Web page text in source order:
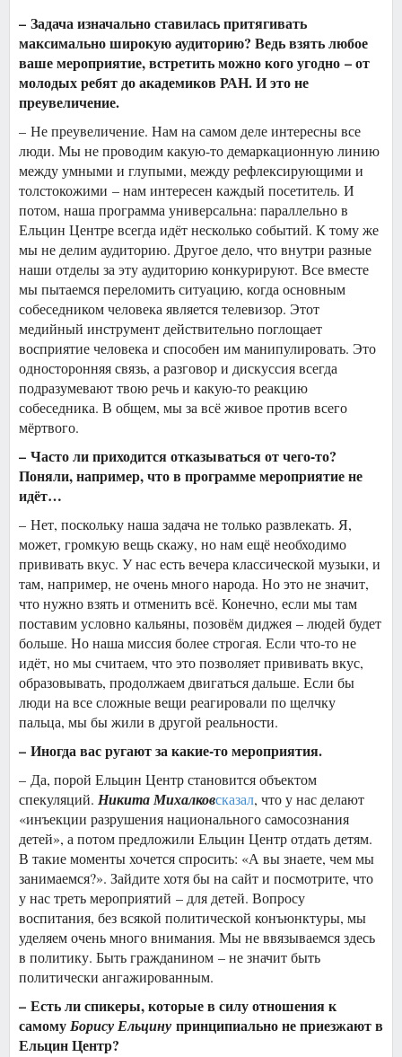
– Задача изначально ставилась притягивать
максимально широкую аудиторию? Ведь взять любое
ваше мероприятие, встретить можно кого угодно – от
молодых ребят до академиков РАН. И это не
преувеличение.
– Не преувеличение. Нам на самом деле интересны все
люди. Мы не проводим какую-то демаркационную линию
между умными и глупыми, между рефлексирующими и
толстокожими – нам интересен каждый посетитель. И
потом, наша программа универсальна: параллельно в
Ельцин Центре всегда идёт несколько событий. К тому же
мы не делим аудиторию. Другое дело, что внутри разные
наши отделы за эту аудиторию конкурируют. Все вместе
мы пытаемся переломить ситуацию, когда основным
собеседником человека является телевизор. Этот
медийный инструмент действительно поглощает
восприятие человека и способен им манипулировать. Это
односторонняя связь, а разговор и дискуссия всегда
подразумевают твою речь и какую-то реакцию
собеседника. В общем, мы за всё живое против всего
мёртвого.
– Часто ли приходится отказываться от чего-то?
Поняли, например, что в программе мероприятие не
идёт…
– Нет, поскольку наша задача не только развлекать. Я,
может, громкую вещь скажу, но нам ещё необходимо
прививать вкус. У нас есть вечера классической музыки, и
там, например, не очень много народа. Но это не значит,
что нужно взять и отменить всё. Конечно, если мы там
поставим условно кальяны, позовём диджея – людей будет
больше. Но наша миссия более строгая. Если что-то не
идёт, но мы считаем, что это позволяет прививать вкус,
образовывать, продолжаем двигаться дальше. Если бы
люди на все сложные вещи реагировали по щелчку
пальца, мы бы жили в другой реальности.
– Иногда вас ругают за какие-то мероприятия.
– Да, порой Ельцин Центр становится объектом
спекуляций. Никита Михалковсказал, что у нас делают
«инъекции разрушения национального самосознания
детей», а потом предложили Ельцин Центр отдать детям.
В такие моменты хочется спросить: «А вы знаете, чем мы
занимаемся?». Зайдите хотя бы на сайт и посмотрите, что
у нас треть мероприятий – для детей. Вопросу
воспитания, без всякой политической конъюнктуры, мы
уделяем очень много внимания. Мы не ввязываемся здесь
в политику. Быть гражданином – не значит быть
политически ангажированным.
– Есть ли спикеры, которые в силу отношения к
самомуБорису Ельцину принципиально не приезжают в
Ельцин Центр?